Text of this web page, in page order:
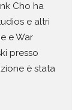
Cho ha
e altri
e War
presso
è stata